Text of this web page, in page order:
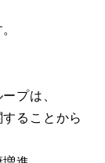
プは、
ることから